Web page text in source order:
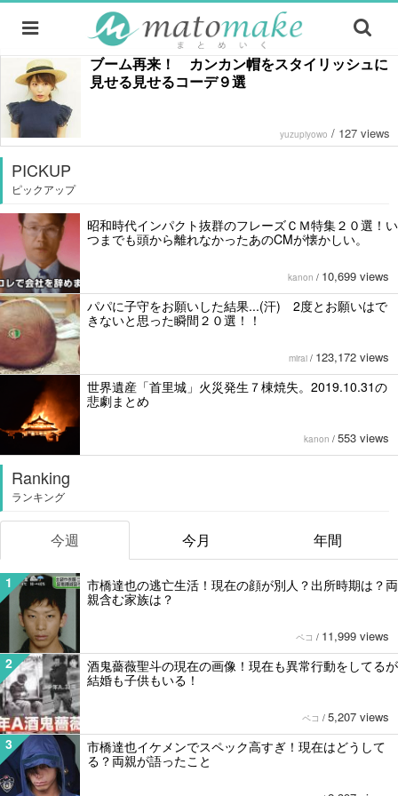
ブーム再来！ カンカン帽をスタイリッシュに
見せる見せるコーデ９選
yuzupiyowo / 127 views
PICKUP
ピックアップ
昭和時代インパクト抜群のフレーズＣＭ特集２０選！い
つまでも頭から離れなかったあのCMが懐かしい。
kanon / 10,699 views
パパに子守をお願いした結果...(汗) 2度とお願いはで
きないと思った瞬間２０選！！
mirai / 123,172 views
世界遺産「首里城」火災発生７棟焼失。2019.10.31の
悲劇まとめ
kanon / 553 views
Ranking
ランキング
今週 今月 年間
1
市橋達也の逃亡生活！現在の顔が別人？出所時期は？両
親含む家族は？
ペコ / 11,999 views
2
酒鬼薔薇聖斗の現在の画像！現在も異常行動をしてるが
結婚も子供もいる！
ペコ / 5,207 views
3
市橋達也イケメンでスペック高すぎ！現在はどうして
る？両親が語ったこと